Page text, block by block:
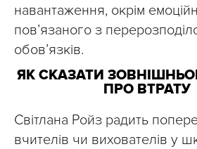
навантаження, окрім
пов’язаного з
обов’язків.
ЯК СКАЗАТИ
ПРО ВТРАТУ
Світлана Ройз радить
вчителів чи вихователів у